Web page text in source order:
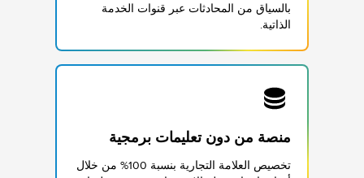
بالسياق من المحادثات عبر قنوات الخدمة
الذاتية.
منصة من دون تعليمات برمجية
تخصيص العلامة التجارية بنسبة 100% من خلال